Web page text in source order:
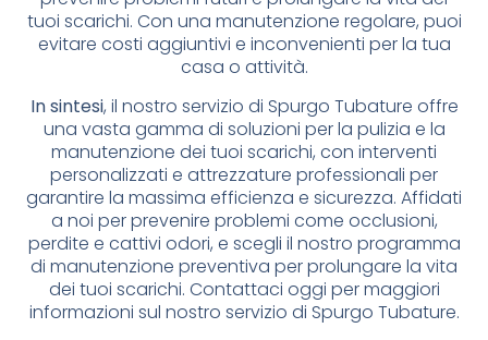
tuoi scarichi. Con una manutenzione regolare, puoi
evitare costi aggiuntivi e inconvenienti per la tua
casa o attività.
In sintesi, il nostro servizio di Spurgo Tubature offre
una vasta gamma di soluzioni per la pulizia e la
manutenzione dei tuoi scarichi, con interventi
personalizzati e attrezzature professionali per
garantire la massima efficienza e sicurezza. Affidati
a noi per prevenire problemi come occlusioni,
perdite e cattivi odori, e scegli il nostro programma
di manutenzione preventiva per prolungare la vita
dei tuoi scarichi. Contattaci oggi per maggiori
informazioni sul nostro servizio di Spurgo Tubature.